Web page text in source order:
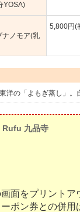
YOSA)
ナノモア(乳
5,800円(
洋の「よもぎ蒸し」
Rufu 九品寺
面をプリントア
ポン券との併